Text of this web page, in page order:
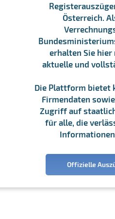
Österreich.
erhalten Sie hier
aktuelle und
Die Plattform bietet
Firmendaten
Zugriff auf
für alle, die
Offizielle